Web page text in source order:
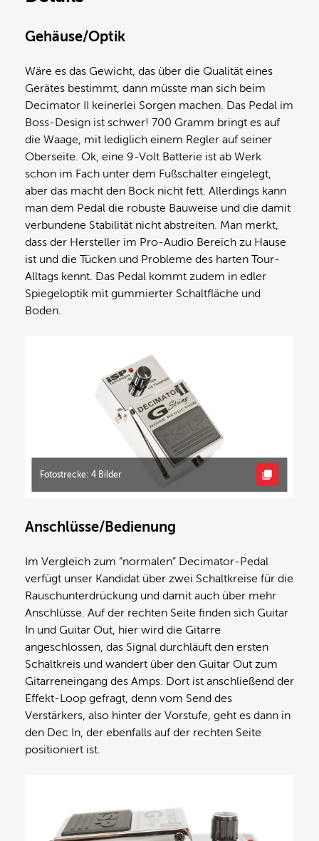
Gehäuse/Optik
Wäre es das Gewicht, das über die Qualität eines
Gerätes bestimmt, dann müsste man sich beim
Decimator II keinerlei Sorgen machen. Das Pedal im
Boss-Design ist schwer! 700 Gramm bringt es auf
die Waage, mit lediglich einem Regler auf seiner
Oberseite. Ok, eine 9-Volt Batterie ist ab Werk
schon im Fach unter dem Fußschalter eingelegt,
aber das macht den Bock nicht fett. Allerdings kann
man dem Pedal die robuste Bauweise und die damit
verbundene Stabilität nicht abstreiten. Man merkt,
dass der Hersteller im Pro-Audio Bereich zu Hause
ist und die Tücken und Probleme des harten Tour-
Alltags kennt. Das Pedal kommt zudem in edler
Spiegeloptik mit gummierter Schaltfläche und
Boden.
Fotostrecke: 4 Bilder
Anschlüsse/Bedienung
Im Vergleich zum “normalen” Decimator-Pedal
verfügt unser Kandidat über zwei Schaltkreise für die
Rauschunterdrückung und damit auch über mehr
Anschlüsse. Auf der rechten Seite finden sich Guitar
In und Guitar Out, hier wird die Gitarre
angeschlossen, das Signal durchläuft den ersten
Schaltkreis und wandert über den Guitar Out zum
Gitarreneingang des Amps. Dort ist anschließend der
Effekt-Loop gefragt, denn vom Send des
Verstärkers, also hinter der Vorstufe, geht es dann in
den Dec In, der ebenfalls auf der rechten Seite
positioniert ist.